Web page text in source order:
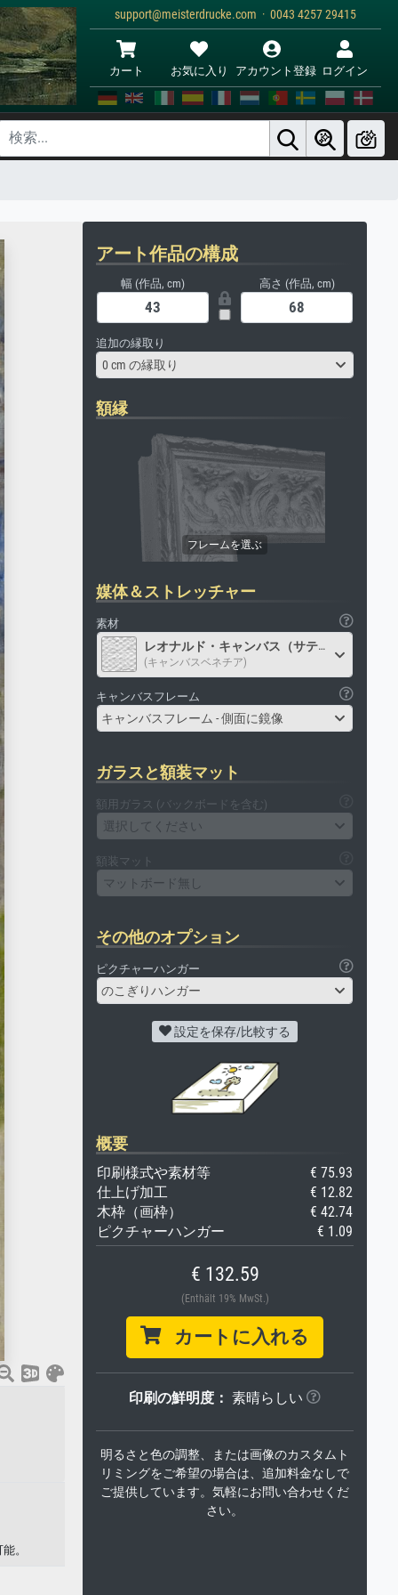
support@meisterdrucke.com · 0043 4257 29415
カート お気に入り アカウント登録 ログイン
。
アート作品の構成
幅 (作品, cm) 高さ (作品, cm)
追加の縁取り
0 cm の縁取り
額縁
媒体＆ストレッチャー
素材
レオナルド・キャンバス（サテン）
(キャンバスベネチア)
キャンバスフレーム
キャンバスフレーム - 側面に鏡像
ガラスと額装マット
額用ガラス (バックボードを含む)
選択してください
額装マット
マットボード無し
その他のオプション
ピクチャーハンガー
のこぎりハンガー
設定を保存/比較する
概要
印刷様式や素材等
€ 75.93
仕上げ加工
€ 12.82
木枠（画枠）
€ 42.74
ピクチャーハンガー
€ 1.09
€ 132.59
(Enthält 19% MwSt.)
カートに入れる
印刷の鮮明度： 素晴らしい
明るさと色の調整、または画像のカスタムト
リミングをご希望の場合は、追加料金なしで
ご提供しています。気軽にお問い合わせくだ
さい。